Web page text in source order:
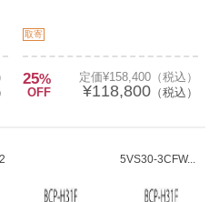
取寄
25%
OFF
定価¥158,400（税込）
¥118,800（税込）
5VS30-3CFW...